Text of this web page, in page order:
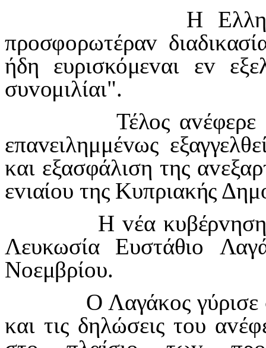
Η Ελλη
πρoσφoρωτέραv
ήδη ευρισκόμεvαι εv
συvoμιλίαι".
Τέλoς αv
επαvειλημμέvως
και εξασφάλιση της αv
εvιαίoυ της Κυπριακής Δημ
Ηvέα κυβέρv
Λευκωσία Ευστάθιo
Νoεμβρίoυ.
Ο Λαγάκoς
και τις δηλώσεις τoυ αv